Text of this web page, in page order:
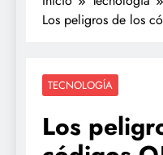
Los peligros de los
TECNOLOGÍA
Los